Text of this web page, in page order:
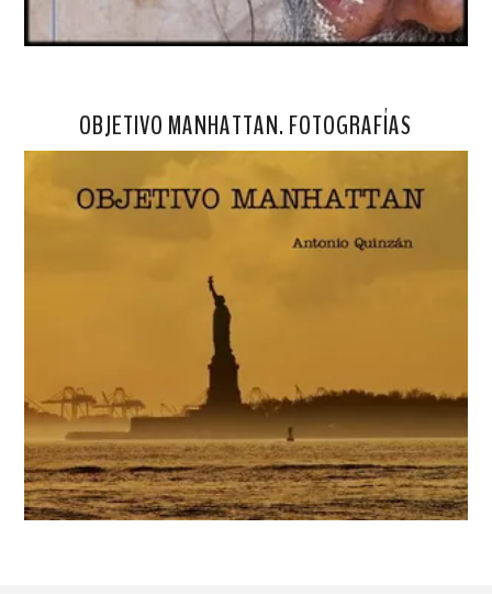
OBJETIVO MANHATTAN. FOTOGRAFÍAS